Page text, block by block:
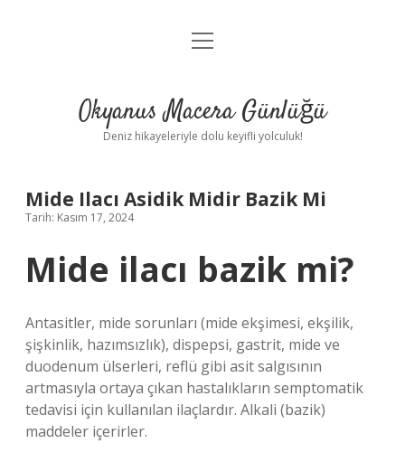
Anasayfa
Yasal Uyarı
menüyü
Okyanus Macera Günlüğü
Deniz hikayeleriyle dolu keyifli yolculuk!
Mide Ilacı Asidik Midir Bazik Mi
Tarih: Kasım 17, 2024
Mide ilacı bazik mi?
Antasitler, mide sorunları (mide ekşimesi, ekşilik,
şişkinlik, hazımsızlık), dispepsi, gastrit, mide ve
duodenum ülserleri, reflü gibi asit salgısının
artmasıyla ortaya çıkan hastalıkların semptomatik
tedavisi için kullanılan ilaçlardır. Alkali (bazik)
maddeler içerirler.